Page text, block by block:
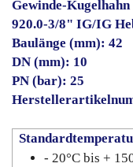
Gewinde-Kugelhahn
920.0-3/8" IG/IG
Baulänge (mm): 42
DN (mm): 10
PN (bar): 25
- 20°C bis +